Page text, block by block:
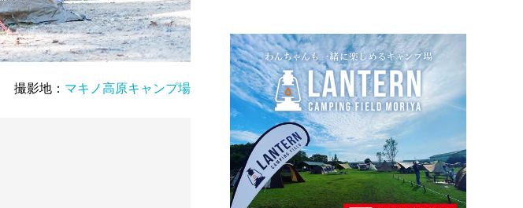
撮影地： マキノ高原キャンプ場